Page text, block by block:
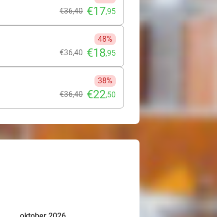
€36,40 €17,95
48%
€36,40 €18,95
38%
€36,40 €22,50